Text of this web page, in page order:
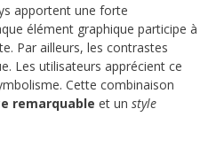
apportent une forte
élément graphique participe à
Par ailleurs, les contrastes
Les utilisateurs apprécient ce
Cette combinaison
remarquable et un style